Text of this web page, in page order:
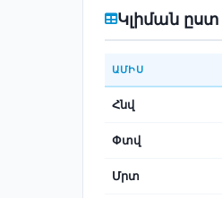
Կլիման
ԱՄԻՍ
Հնվ
Փտվ
Մրտ